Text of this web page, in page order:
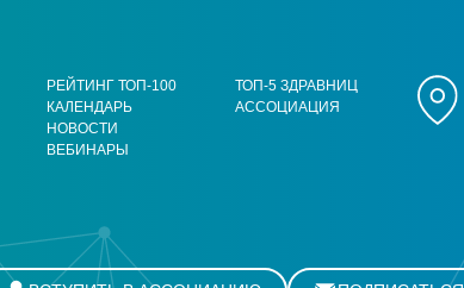
РЕЙТИНГ ТОП-100
КАЛЕНДАРЬ
НОВОСТИ
ВЕБИНАРЫ
ТОП-5 ЗДРАВНИЦ
АССОЦИАЦИЯ